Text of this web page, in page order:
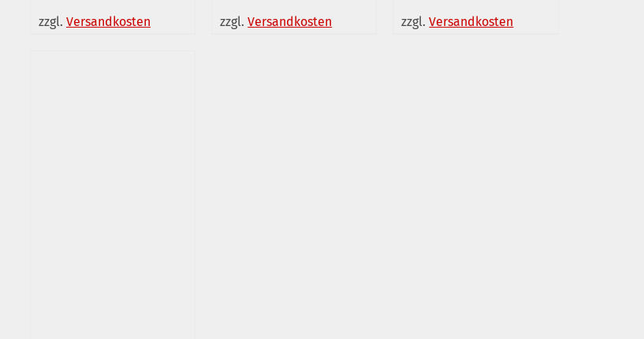
DETAILS
zzgl. Versandkosten zzgl.Versandkosten
DETAILS
zzgl.Versandkosten